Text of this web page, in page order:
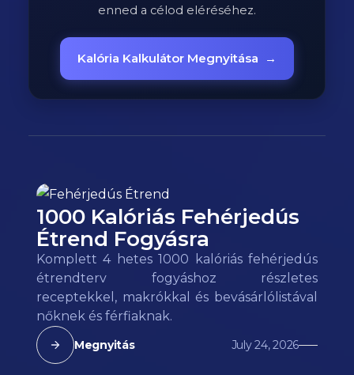
enned a célod eléréséhez.
Kalória Kalkulátor Megnyitása →
1000 Kalóriás Fehérjedús
Étrend Fogyásra
Komplett 4 hetes 1000 kalóriás fehérjedús
étrendterv fogyáshoz részletes
receptekkel, makrókkal és bevásárlólistával
nőknek és férfiaknak.
Megnyitás July 24, 2026